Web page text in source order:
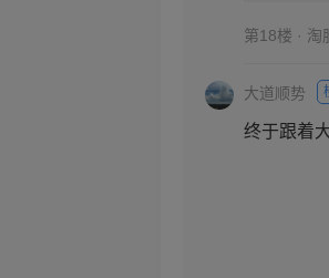
第18楼 · 淘
大道顺势
终于跟着